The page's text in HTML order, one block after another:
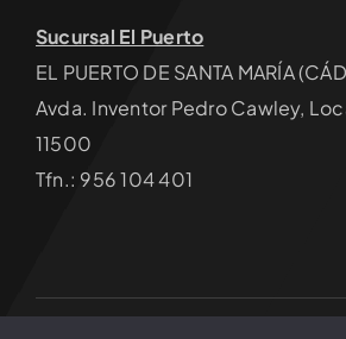
Sucursal El Puerto
EL PUERTO DE SANTA MARÍA
Avda. Inventor Pedro Cawley,
11500
Tfn.: 956 104 401